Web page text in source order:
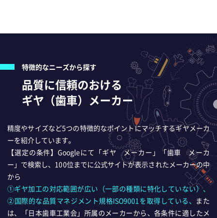
特徴的なニーズから探す
品質に信頼のおける
ギヤ（歯車）メーカー
精度やサイズなど5つの特徴的なポイントにマッチするギヤメーカ
ーを紹介しています。
【選定の条件】Googleにて「ギヤ メーカー」「歯車 メーカ
ー」で検索し、100位までに公式サイトが表示されたメーカーの中
から
①ギヤ加工の対応範囲が広い（一部の種類に特化していない）、
②国際的な品質マネジメント規格ISO9001を取得している、 また
は、「日本歯車工業会」所属のメーカーから、各条件に適したメ